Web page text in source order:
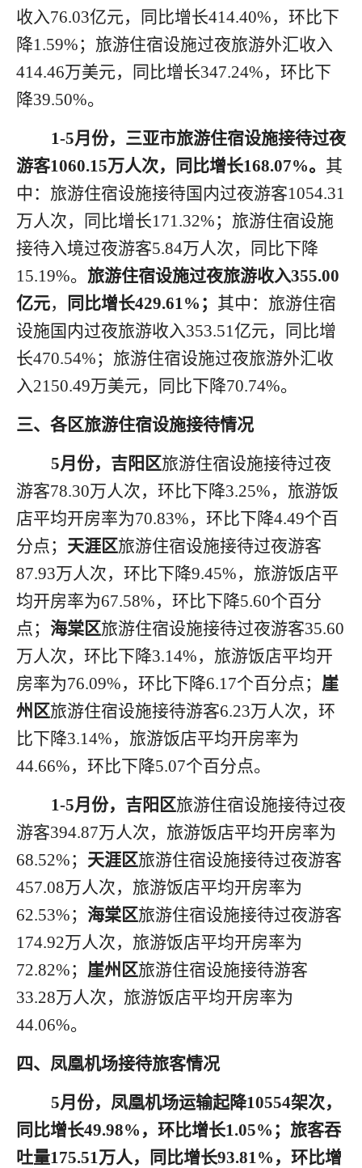
收入76.03亿元，同比增长414.40%，环比下
降1.59%；旅游住宿设施过夜旅游外汇收入
414.46万美元，同比增长347.24%，环比下
降39.50%。
1-5月 份，三亚市旅游住宿设施接待过夜
游客1060.15万人次，同比增长168.07%。 其
中：旅游住宿设施接待国内过夜游客1054.31
万人次，同比增长171.32%；旅游住宿设施
接待入境过夜游客5.84万人次， 同比下降
15.19%。 旅游住宿设施过夜旅游收入355.00
亿元， 同比增长429.61% ； 其中：旅游住宿
设施国内过夜旅游收入353.51亿元，同比增
长470.54%；旅游住宿设施过夜旅游外汇收
入2150.49万美元，同比下降70.74%。
三、 各区旅游住宿设施接待情况
5月份，吉阳区旅游住宿设施接待过夜
游客78.30万人次，环比下降3.25%，旅游饭
店平均开房率为70.83%，环比下降4.49个百
分点； 天涯区旅游住宿设施接待过夜游客
87.93万人次，环比下降9.45%，旅游饭店平
均开房率为67.58%，环比下降5.60个百分
点； 海棠区旅游住宿设施接待过夜游客35.60
万人次，环比下降3.14%，旅游饭店平均开
房率为76.09%，环比下降6.17个百分点； 崖
州区旅游住宿设施接待游客6.23万人次，环
比下降3.14%，旅游饭店平均开房率为
44.66%，环比下降5.07个百分点。
1-5月份， 吉阳区旅游住宿设施接待过夜
游客394.87万人次，旅游饭店平均开房率为
68.52%； 天涯区旅游住宿设施接待过夜游客
457.08万人次，旅游饭店平均开房率为
62.53%； 海棠区旅游住宿设施接待过夜游客
174.92万人次，旅游饭店平均开房率为
72.82%； 崖州区旅游住宿设施接待游客
33.28万人次，旅游饭店平均开房率为
44.06%。
四、凤凰机场接待旅客情况
5月 份，凤凰机场运输起降10554架次，
同比增长49.98% ，环比增长1.05% ；旅客吞
吐量175.51万人，同比增长93.81% ，环比增